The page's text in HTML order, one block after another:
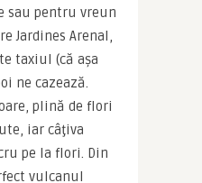
sau pentru vreun
Jardines Arenal,
taxiul (că aşa
ne cazează.
plină de flori
iar câţiva
pe la flori. Din
vulcanul